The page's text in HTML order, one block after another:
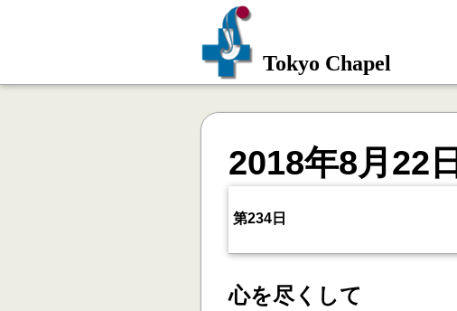
Tokyo Chapel
2018年8月22日
第234日
心を尽くして